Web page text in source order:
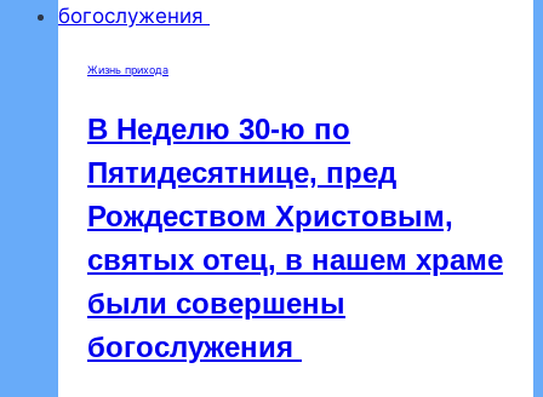
кубком
лауреата
2
на
фестивале
«Предчувствие
Жизнь прихода
В Неделю 30-ю по
Пятидесятнице, пред
Рождеством Христовым,
святых отец, в нашем храме
были совершены
богослужения